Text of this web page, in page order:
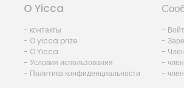
O Yicca
- контакты
- O yicca prize
- O Yicca
- Условия использования
- Политика конфиденциальности
-
-
-
-
-